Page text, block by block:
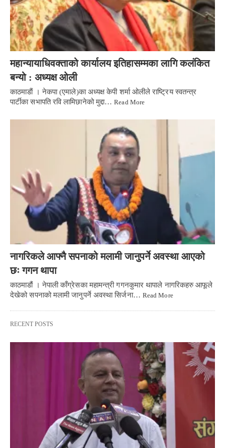
महान्यायाधिवक्ताको कार्यालय इतिहासम्मका लागि कलंकित
बन्यो : अध्यक्ष ओली
काठमाडाैं । नेकपा (एमाले)का अध्यक्ष केपी शर्मा ओलीले राष्ट्रिय स्वतन्त्र
पार्टीका सभापति रवि लामिछानेको मुद्दा…Read More
नागरिकले आफ्नै सपनाको मलामी जानुपर्ने अवस्था आएको
छः गगन थापा
काठमाडौं । नेपाली काँग्रेसका महामन्त्री गगनकुमार थापाले नागरिकहरु आफूले
देखेको सपनाको मलामी जानुपर्ने अवस्था सिर्जना… Read More
RECENT POSTS